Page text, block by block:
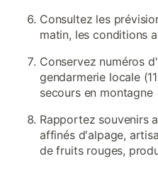
Consultez les
matin, les conditions
Conservez numéros
gendarmerie locale
secours en montagne
Rapportez souvenirs
affinés d'alpage,
de fruits rouges,